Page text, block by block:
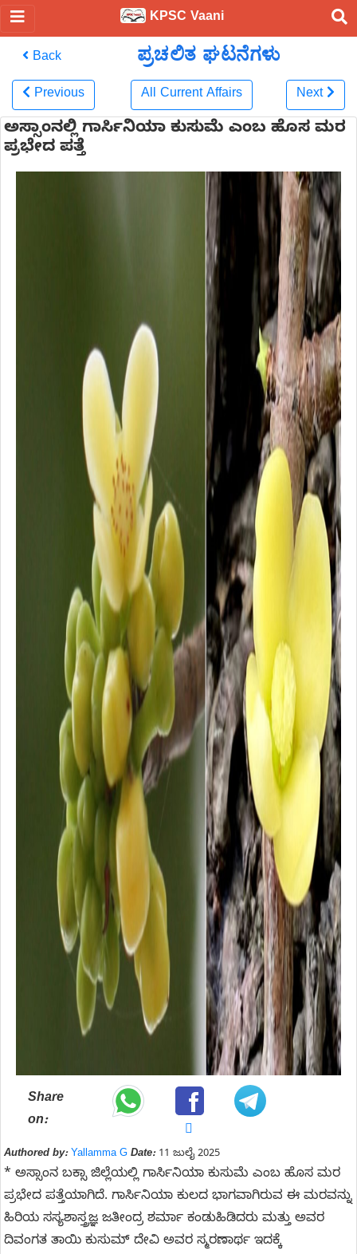
KPSC Vaani
Back ಪ್ರಚಲಿತ ಘಟನೆಗಳು
Previous All Current Affairs Next
ಅಸ್ಸಾಂನಲ್ಲಿ ಗಾರ್ಸಿನಿಯಾ ಕುಸುಮೆ ಎಂಬ ಹೊಸ ಮರ
ಪ್ರಭೇದ ಪತ್ತೆ
Share
on:
Authored by: Yallamma G Date:11 ಜುಲೈ 2025
* ಅಸ್ಸಾಂನ ಬಕ್ಸಾ ಜಿಲ್ಲೆಯಲ್ಲಿ ಗಾರ್ಸಿನಿಯಾ ಕುಸುಮೆ ಎಂಬ ಹೊಸ ಮರ
ಪ್ರಭೇದ ಪತ್ತೆಯಾಗಿದೆ. ಗಾರ್ಸಿನಿಯಾ ಕುಲದ ಭಾಗವಾಗಿರುವ ಈ ಮರವನ್ನು
ಹಿರಿಯ ಸಸ್ಯಶಾಸ್ತ್ರಜ್ಞ ಜತೀಂದ್ರ ಶರ್ಮಾ ಕಂಡುಹಿಡಿದರು ಮತ್ತು ಅವರ
ದಿವಂಗತ ತಾಯಿ ಕುಸುಮ್ ದೇವಿ ಅವರ ಸ್ಮರಣಾರ್ಥ ಇದಕ್ಕೆ